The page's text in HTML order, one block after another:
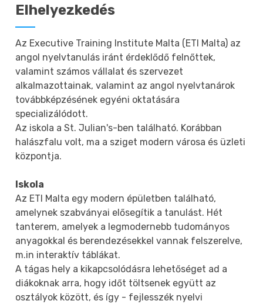
Elhelyezkedés
Az Executive Training Institute Malta (ETI Malta) az
angol nyelvtanulás iránt érdeklődő felnőttek,
valamint számos vállalat és szervezet
alkalmazottainak, valamint az angol nyelvtanárok
továbbképzésének egyéni oktatására
specializálódott.
Az iskola a St. Julian's-ben található. Korábban
halászfalu volt, ma a sziget modern városa és üzleti
központja.
Iskola
Az ETI Malta egy modern épületben található,
amelynek szabványai elősegítik a tanulást. Hét
tanterem, amelyek a legmodernebb tudományos
anyagokkal és berendezésekkel vannak felszerelve,
m.in interaktív táblákat.
A tágas hely a kikapcsolódásra lehetőséget ad a
diákoknak arra, hogy időt töltsenek együtt az
osztályok között, és így - fejlesszék nyelvi